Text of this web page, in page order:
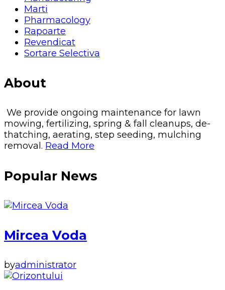
Marti
Pharmacology
Rapoarte
Revendicat
Sortare Selectiva
About
We provide ongoing maintenance for lawn
mowing, fertilizing, spring & fall cleanups, de-
thatching, aerating, step seeding, mulching
removal. Read More
Popular News
Mircea Voda
byadministrator